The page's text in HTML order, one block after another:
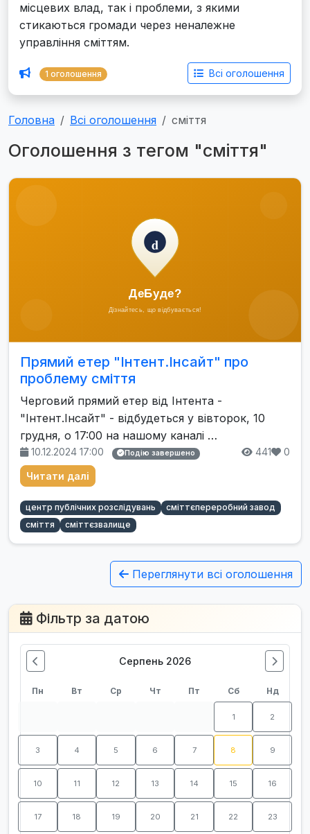
місцевих влад, так і проблеми, з якими
стикаються громади через неналежне
управління сміттям.
1 оголошення Всі оголошення
Головна Всі оголошення сміття
Оголошення з тегом "сміття"
Прямий етер "Інтент.Інсайт" про
проблему сміття
Черговий прямий етер від Інтента -
"Інтент.Інсайт" - відбудеться у вівторок, 10
грудня, о 17:00 на нашому каналі …
10.12.2024 17:00 Подію завершено 441 0
Читати далі
центр публічних розслідувань
сміттєпереробний завод
сміття
сміттєзвалище
Переглянути всі оголошення
Фільтр за датою
Серпень 2026
Пн Вт Ср Чт Пт Сб Нд
1 2
3 4 5 6 7 8 9
10 11 12 13 14 15 16
17 18 19 20 21 22 23